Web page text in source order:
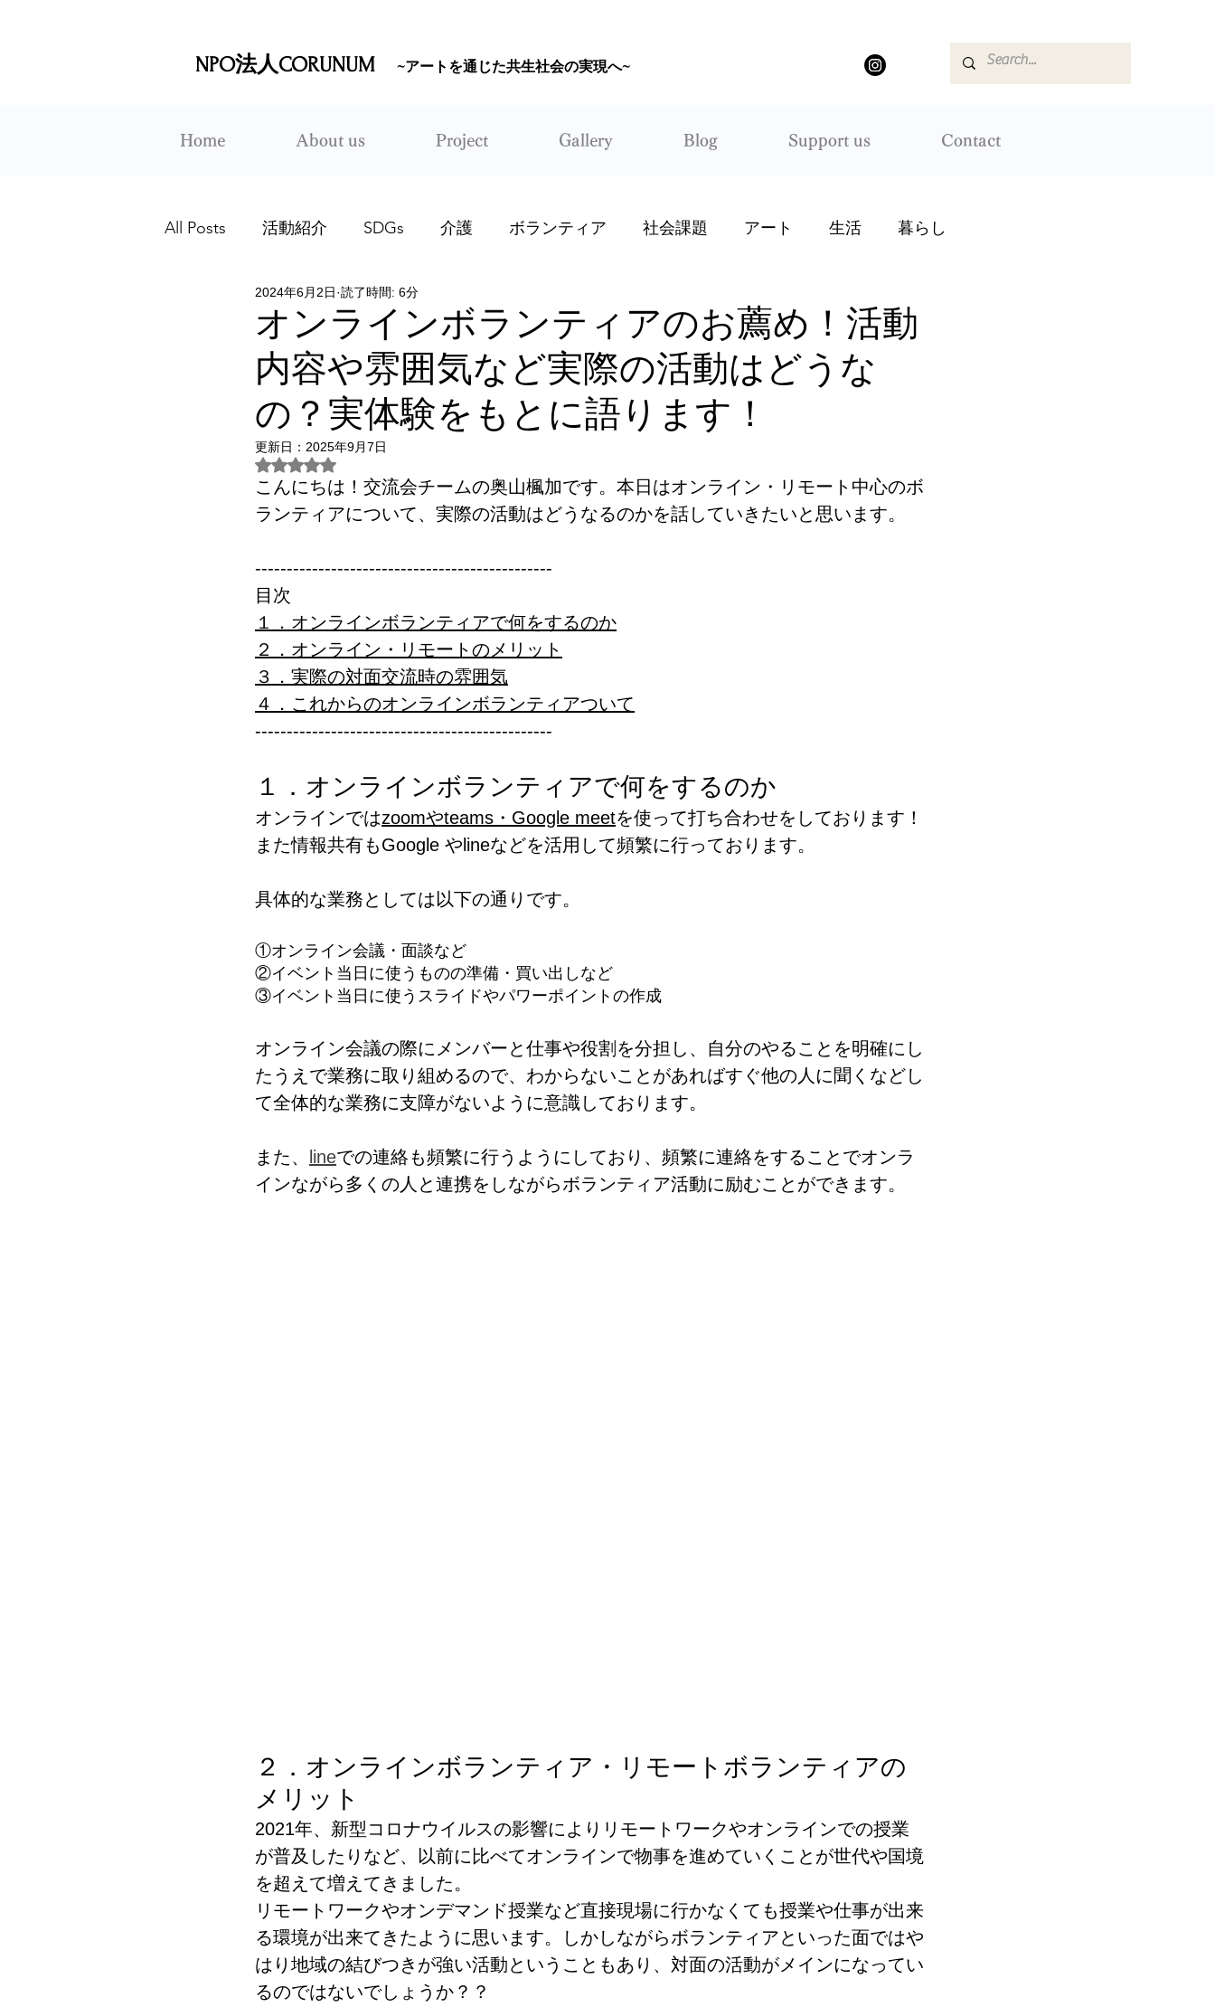
NPO法人CORUNUM ~アートを通じた共生社会の実現へ~
Home About us Project Gallery Blog Support us Contact
All Posts 活動紹介 SDGs 介護 ボランティア 社会課題 アート 生活 暮らし
オンラインボランティアのお薦め！活動
内容や雰囲気など実際の活動はどうな
の？実体験をもとに語ります！
2024年6月2日 読了時間: 6分
更新日： 2025年9月7日
5つ星のうちNaNと評価されています。
こんにちは！交流会チームの奥山楓加です。本日はオンライン・リモート中心のボ
ランティアについて、実際の活動はどうなるのかを話していきたいと思います。
-----------------------------------------------
目次
１．オンラインボランティアで何をするのか
２．オンライン・リモートのメリット
３．実際の対面交流時の雰囲気
４．これからのオンラインボランティアついて
-----------------------------------------------
１．オンラインボランティアで何をするのか
オンラインではzoomやteams ・ Google meetを使って打ち合わせをしております！
また情報共有もGoogle やlineなどを活用して頻繁に行っております。
具体的な業務としては以下の通りです。
①オンライン会議・面談など
②イベント当日に使うものの準備・買い出しなど
③イベント当日に使うスライドやパワーポイントの作成
オンライン会議の際にメンバーと仕事や役割を分担し、自分のやることを明確にし
たうえで業務に取り組めるので、わからないことがあればすぐ他の人に聞くなどし
て全体的な業務に支障がないように意識しております。
また、 lineでの連絡も頻繁に行うようにしており、頻繁に連絡をすることでオンラ
インながら多くの人と連携をしながらボランティア活動に励むことができます。
２．オンラインボランティア・リモートボランティアの
メリット
2021年、新型コロナウイルスの影響によりリモートワークやオンラインでの授業
が普及したりなど、以前に比べてオンラインで物事を進めていくことが世代や国境
を超えて増えてきました。
リモートワークやオンデマンド授業など直接現場に行かなくても授業や仕事が出来
る環境が出来てきたように思います。しかしながらボランティアといった面ではや
はり地域の結びつきが強い活動ということもあり、対面の活動がメインになってい
るのではないでしょうか？？
CORUNUM